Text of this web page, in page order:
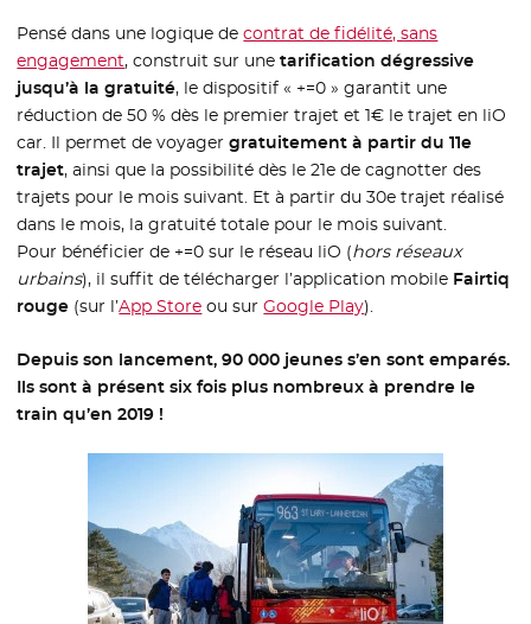
Pensé dans une logique decontrat de fidélité, sans
engagement, construit sur unetarification dégressive
jusqu’à la gratuité, le dispositif « +=0 » garantit une
réduction de 50 % dès le premier trajet et 1€ le trajet en liO
car. Il permet de voyagergratuitement à partir du 11e
trajet, ainsi que la possibilité dès le 21e de cagnotter des
trajets pour le mois suivant. Et à partir du 30e trajet réalisé
dans le mois, la gratuité totale pour le mois suivant.
Pour bénéficier de +=0 sur le réseau liO (hors réseaux
urbains), il suffit de télécharger l’application mobile Fairtiq
rouge (sur l’App Store - Nouvelle fenêtre
ou surGoogle Play- Nouvelle fenêtre
).
Depuis son lancement, 90 000 jeunes s’en sont emparés.
Ils sont à présent six fois plus nombreux à prendre le
train qu’en 2019 !